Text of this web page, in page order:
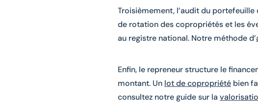
Troisièmement, l’audit du
de rotation des copropriétés et les
au registre national. Notre méthode d’
Enfin, le repreneur structure le
montant. Un lot de copropriété bien
consultez notre guide sur la